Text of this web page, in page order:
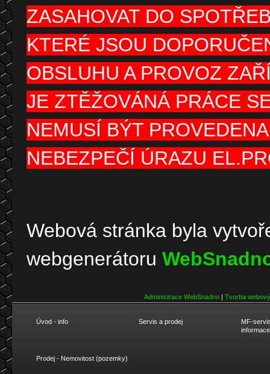
ZASAHOVAT DO
KTERÉ JSOU
OBSLUHU A PROVOZ
JE ZTĚŽOVÁNÁ PRÁCE
NEMUSÍ BÝT PROVEDENA
NEBEZPEČÍ ÚRAZU
Webová stránka byla
webgenerátoru
Administrace WebSnadno| Tvorba
Úvod - info Servis a prodej
MF-
Prodej - Nemovitost (pozemky)